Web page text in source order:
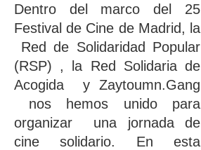
Dentro del marco del 25
Festival de Cine de Madrid, la
Red de Solidaridad Popular
(RSP) , la Red Solidaria de
Acogida y Zaytoumn.Gang
nos hemos unido para
organizar una jornada de
cine solidario. En esta